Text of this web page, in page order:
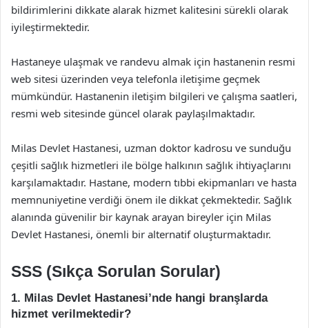
bildirimlerini dikkate alarak hizmet kalitesini sürekli olarak
iyileştirmektedir.
Hastaneye ulaşmak ve randevu almak için hastanenin resmi
web sitesi üzerinden veya telefonla iletişime geçmek
mümkündür. Hastanenin iletişim bilgileri ve çalışma saatleri,
resmi web sitesinde güncel olarak paylaşılmaktadır.
Milas Devlet Hastanesi, uzman doktor kadrosu ve sunduğu
çeşitli sağlık hizmetleri ile bölge halkının sağlık ihtiyaçlarını
karşılamaktadır. Hastane, modern tıbbi ekipmanları ve hasta
memnuniyetine verdiği önem ile dikkat çekmektedir. Sağlık
alanında güvenilir bir kaynak arayan bireyler için Milas
Devlet Hastanesi, önemli bir alternatif oluşturmaktadır.
SSS (Sıkça Sorulan Sorular)
1. Milas Devlet Hastanesi’nde hangi branşlarda
hizmet verilmektedir?